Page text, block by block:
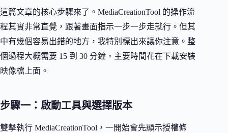
這篇文章的核心步驟來了。MediaCreationTool 的操作流
程其實非常直覺，跟著畫面指示一步一步走就行。但其
中有幾個容易出錯的地方，我特別標出來讓你注意。整
個過程大概需要 15 到 30 分鐘，主要時間花在下載安裝
映像檔上面。
步驟一：啟動工具與選擇版本
雙擊執行 MediaCreationTool，一開始會先顯示授權條